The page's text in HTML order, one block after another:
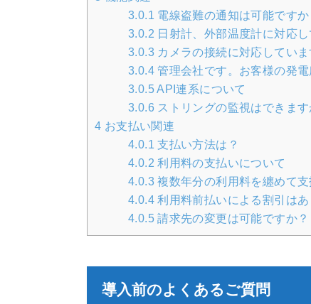
3.0.1 電線盗難の通知は可能ですか
3.0.2 日射計、外部温度計に対応し
3.0.3カメラの接続に対応していま
3.0.4管理会社です。お客様の発電
3.0.5API連系について
3.0.6ストリングの監視はできます
4 お支払い関連
4.0.1 支払い方法は？
4.0.2 利用料の支払いについて
4.0.3複数年分の利用料を纏めて支
4.0.4利用料前払いによる割引はあ
4.0.5請求先の変更は可能ですか？
導入前のよくあるご質問